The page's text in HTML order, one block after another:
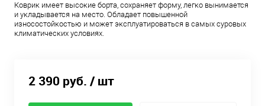
Коврик имеет высокие борта, сохраняет форму, легко вынимается
и укладывается на место. Обладает повышенной
износостойкостью и может эксплуатироваться в самых суровых
климатических условиях.
2 390 руб. / шт